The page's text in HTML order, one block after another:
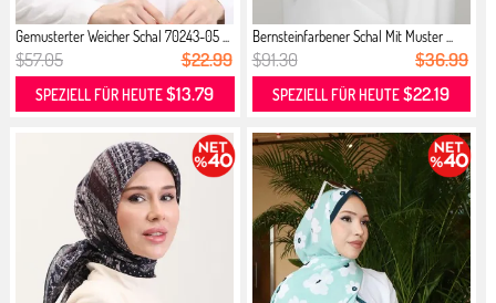
Gemusterter Weicher Schal 70243-05 ...
$57.05 $22.99
SPEZIELL FÜR HEUTE$13.79
Bernsteinfarbener Schal Mit Muster ...
$91.30 $36.99
SPEZIELL FÜR HEUTE$22.19